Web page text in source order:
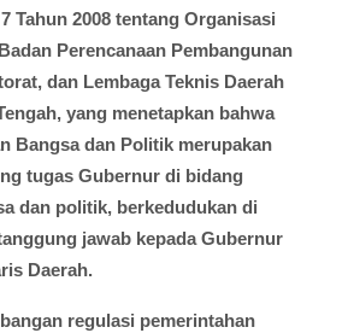
Tahun 2008 tentang Organisasi
Perencanaan Pembangunan
dan Lembaga Teknis Daerah
yang menetapkan bahwa
Bangsa dan Politik merupakan
tugas Gubernur di bidang
dan politik, berkedudukan di
jawab kepada Gubernur
Daerah.
regulasi pemerintahan